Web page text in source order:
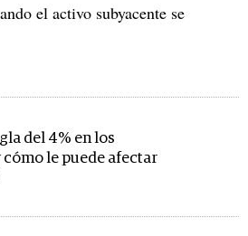
el activo subyacente se
del 4% en los
cómo le puede afectar